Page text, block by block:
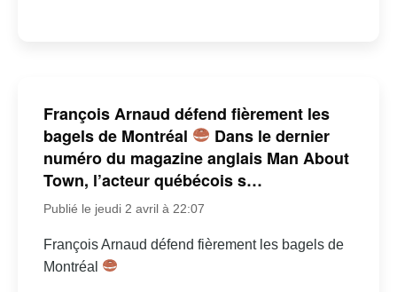
François Arnaud défend fièrement les
bagels de Montréal
Dans le dernier
numéro du magazine anglais Man About
Town, l’acteur québécois s…
Publié le jeudi 2 avril à 22:07
François Arnaud défend fièrement les bagels de
Montréal